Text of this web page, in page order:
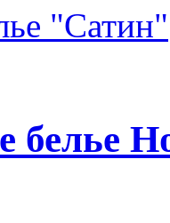
"Сатин"
белье